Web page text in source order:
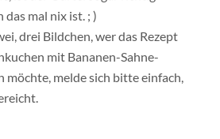
das mal nix ist. ; )
drei Bildchen, wer das Rezept
mit Bananen-Sahne-
möchte, melde sich bitte einfach,